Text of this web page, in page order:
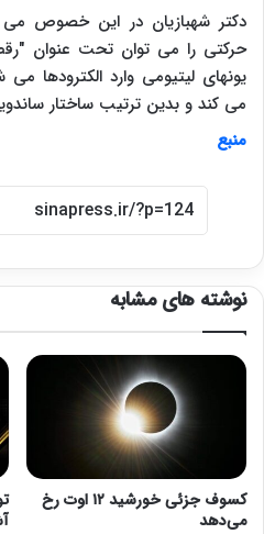
دکتر شهبازیان در این خصوص می
حرکتی را می توان تحت عنوان
یونهای لیتیومی وارد الکترودها می
می کند و بدین ترتیب ساختار
منبع
نوشته های مشابه
کسوف جزئی خورشید ۱۲ اوت رخ
می‌دهد